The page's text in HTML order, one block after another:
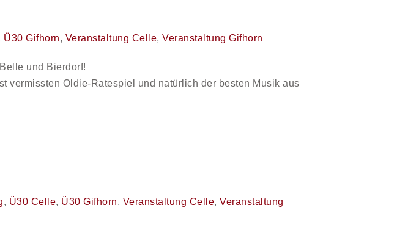
Ü30 Gifhorn, Veranstaltung Celle, Veranstaltung Gifhorn
und Bierdorf!
vermissten Oldie-Ratespiel und natürlich der besten Musik aus
, Ü30 Celle, Ü30 Gifhorn, Veranstaltung Celle, Veranstaltung